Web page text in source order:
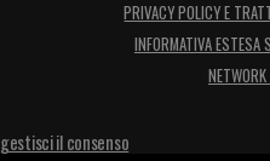
PRIVACY POLICY E
INFORMATIVA ESTESA
gestisci il consenso